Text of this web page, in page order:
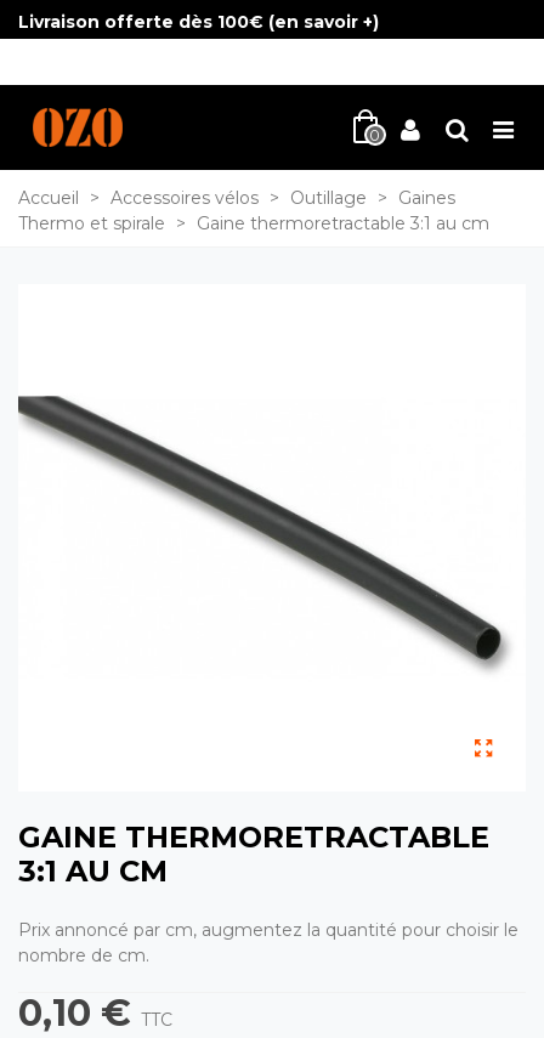
Livraison offerte dès 100€ (en savoir +)
0
Accueil > Accessoires vélos > Outillage >
Gaines
Thermo et spirale
> Gaine thermoretractable 3:1 au cm
GAINE THERMORETRACTABLE
3:1 AU CM
Prix annoncé par cm, augmentez la quantité pour choisir le
nombre de cm.
0,10 € TTC